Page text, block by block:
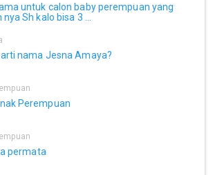
untuk calon baby perempuan yang
Sh kalo bisa 3 ...
nama Jesna Amaya?
Perempuan
permata